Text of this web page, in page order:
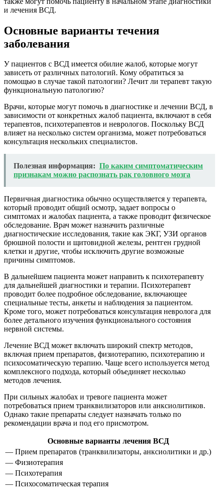
и лечения ВСД.
Основные варианты течения
заболевания
У пациентов с ВСД имеется обилие жалоб, которые могут
зависеть от различных патологий. Кому обратиться за
помощью в случае такой патологии? Лечит ли терапевт такую
функциональную патологию?
Врачи, которые могут помочь в диагностике и лечении ВСД, в
зависимости от конкретных жалоб пациента, включают в себя
терапевтов, психотерапевтов и неврологов. Поскольку ВСД
влияет на несколько систем организма, может потребоваться
консультация нескольких специалистов.
Полезная информация: По каким симптоматическим
признакам можно распознать рак головного мозга
Первичная диагностика обычно осуществляется у терапевта,
который проводит общий осмотр, задает вопросы о
симптомах и жалобах пациента, а также проводит физическое
обследование. Врач может назначить различные
диагностические исследования, такие как ЭКГ, УЗИ органов
брюшной полости и щитовидной железы, рентген грудной
клетки и другие, чтобы исключить другие возможные
причины симптомов.
В дальнейшем пациента может направить к психотерапевту
для дальнейшей диагностики и терапии. Психотерапевт
проводит более подробное обследование, включающее
специальные тесты, анкеты и наблюдения за пациентом.
Кроме того, может потребоваться консультация невролога для
более детального изучения функционального состояния
нервной системы.
Лечение ВСД может включать широкий спектр методов,
включая прием препаратов, физиотерапию, психотерапию и
психосоматическую терапию. Чаще всего используется метод
комплексного подхода, который объединяет несколько
методов лечения.
При сильных жалобах и тревоге пациента может
потребоваться прием транквилизаторов или анксиолитиков.
Однако такие препараты следует назначать только по
рекомендации врача и под его присмотром.
Основные варианты лечения ВСД
— Прием препаратов (транквилизаторы, анксиолитики и др.)
— Физиотерапия
— Психотерапия
— Психосоматическая терапия